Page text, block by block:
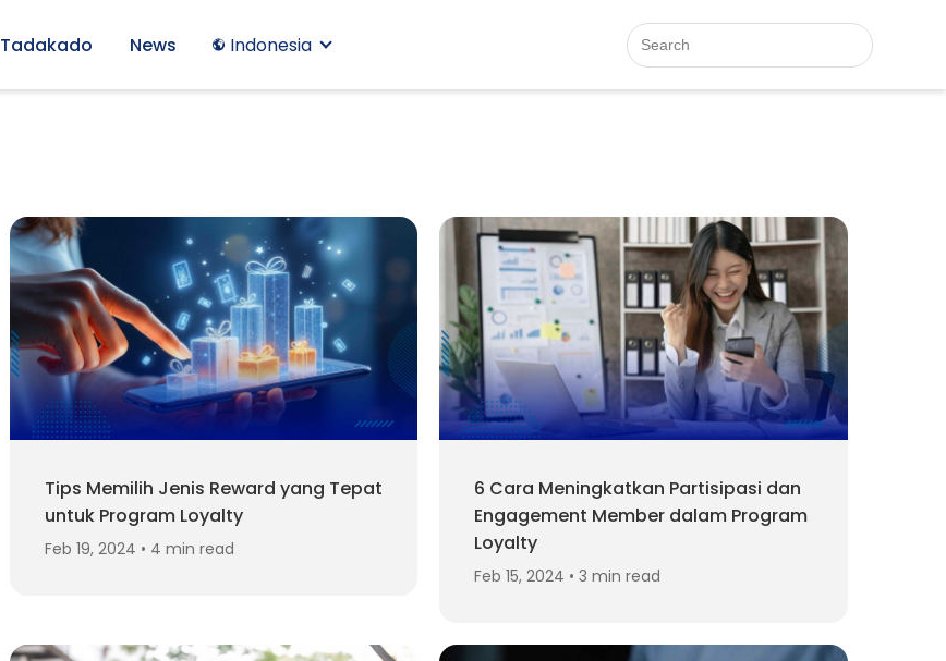
Tadakado News Indonesia
Tips Memilih Jenis Reward yang Tepat
untuk Program Loyalty
Feb 19, 2024 • 4 min read
6 Cara Meningkatkan Partisipasi dan
Engagement Member dalam Program
Loyalty
Feb 15, 2024 • 3 min read